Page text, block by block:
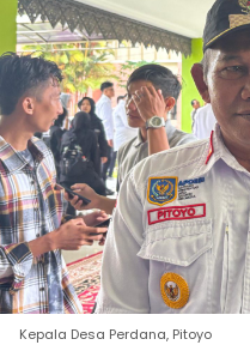
Kepala Desa Perdana, Pitoyo